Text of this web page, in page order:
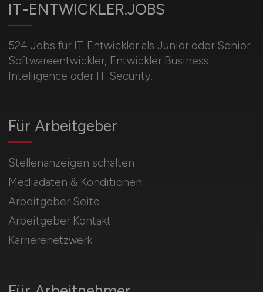
IT-ENTWICKLER.JOBS
524 Jobs für IT Entwickler als Junior oder Senior
Softwareentwickler, Entwickler Business
Intelligence oder IT Security.
Für Arbeitgeber
Stellenanzeigen schalten
Mediadaten & Konditionen
Arbeitgeber Seite
Arbeitgeber Kontakt
Karrierenetzwerk